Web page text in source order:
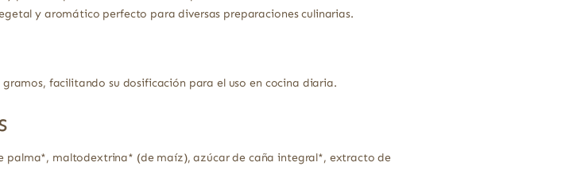
y aromático perfecto para diversas preparaciones culinarias.
facilitando su dosificación para el uso en cocina diaria.
palma*, maltodextrina* (de maíz), azúcar de caña integral*, extracto de